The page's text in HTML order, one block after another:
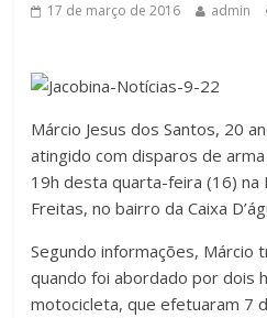
17 de março de 2016 admin
Márcio Jesus dos Santos, 20
atingido com disparos de
19h desta quarta-feira (16) na
Freitas, no bairro da Caixa
Segundo informações, Márcio
quando foi abordado por dois
motocicleta, que efetuaram 7